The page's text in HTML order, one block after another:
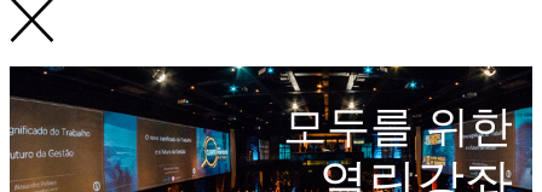
모두를 위한